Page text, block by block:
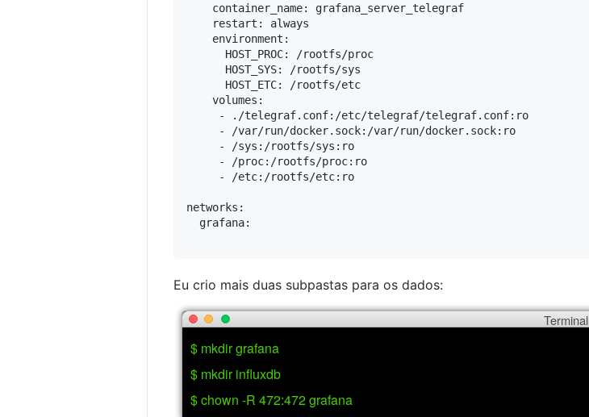
    container_name: grafana_server_telegraf
    restart: always
    environment:
      HOST_PROC: /rootfs/proc
      HOST_SYS: /rootfs/sys
      HOST_ETC: /rootfs/etc
    volumes:
     - ./telegraf.conf:/etc/telegraf/telegraf.conf:ro
     - /var/run/docker.sock:/var/run/docker.sock:ro
     - /sys:/rootfs/sys:ro
     - /proc:/rootfs/proc:ro
     - /etc:/rootfs/etc:ro
networks:
  grafana:
Eu crio mais duas subpastas para os dados:
Terminal
$ mkdir grafana
$ mkdir influxdb
$ chown -R 472:472 grafana